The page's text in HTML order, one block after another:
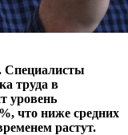
труда в
уровень
что ниже средних
растут.